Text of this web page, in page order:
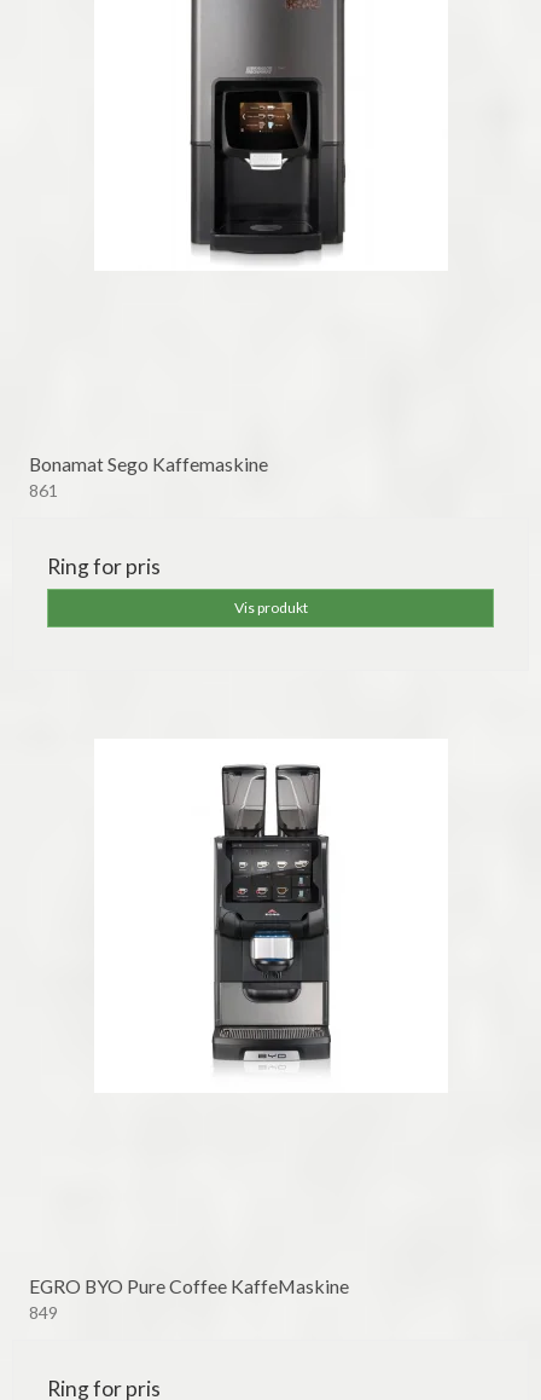
Bonamat Sego Kaffemaskine
861
Ring for pris
Vis produkt
EGRO BYO Pure Coffee KaffeMaskine
849
Ring for pris